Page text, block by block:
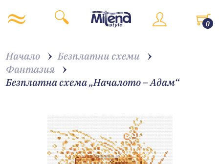
0
Начало
Безплатни схеми
Фантазия
Безплатна схема „Началото – Адам“